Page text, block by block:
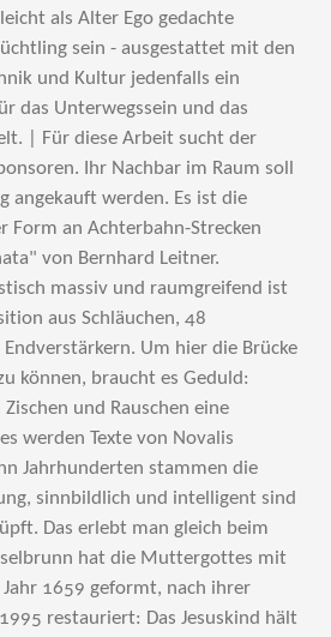
als Alter Ego gedachte
sein - ausgestattet mit den
und Kultur jedenfalls ein
das Unterwegssein und das
| Für diese Arbeit sucht der
Ihr Nachbar im Raum soll
angekauft werden. Es ist die
Form an Achterbahn-Strecken
von Bernhard Leitner.
massiv und raumgreifend ist
aus Schläuchen, 48
Um hier die Brücke
können, braucht es Geduld:
und Rauschen eine
werden Texte von Novalis
Jahrhunderten stammen die
sinnbildlich und intelligent sind
Das erlebt man gleich beim
hat die Muttergottes mit
1659 geformt, nach ihrer
restauriert: Das Jesuskind hält